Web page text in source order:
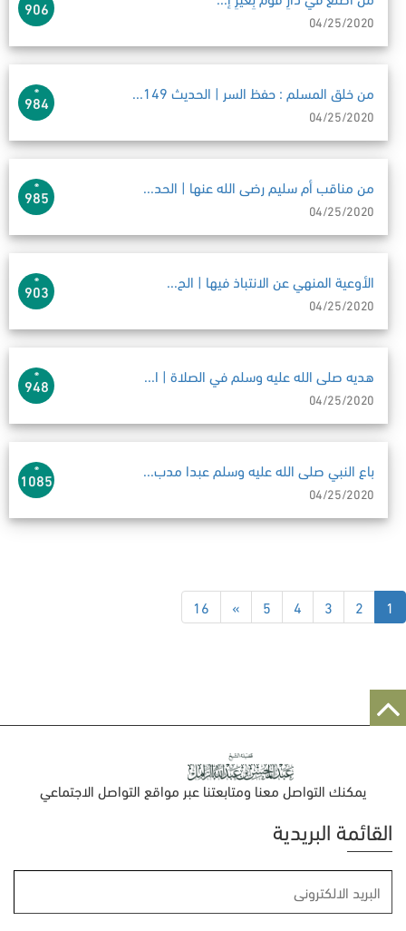
04/25/2020
906
من خلق المسلم : حفظ السر | الحديث 149...
04/25/2020
984
من مناقب أم سليم رضى الله عنها | الحد...
04/25/2020
985
الأوعية المنهي عن الانتباذ فيها | الح...
04/25/2020
903
هديه صلى الله عليه وسلم في الصلاة | ا...
04/25/2020
948
باع النبي صلى الله عليه وسلم عبدا مدب...
04/25/2020
1085
1
2
3
4
5
»
16
يمكنك التواصل معنا ومتابعتنا عبر مواقع التواصل الاجتماعي
القائمة البريدية